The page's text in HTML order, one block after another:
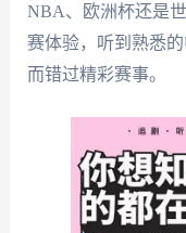
NBA、欧洲杯还是
赛体验，听到熟悉
而错过精彩赛事。